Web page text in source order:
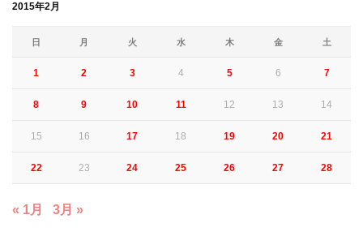
2015年2月
日 月 火 水 木 金 土
1 2 3 4 5 6 7
8 9 10 11 12 13 14
15 16 17 18 19 20 21
22 23 24 25 26 27 28
« 1月 3月 »